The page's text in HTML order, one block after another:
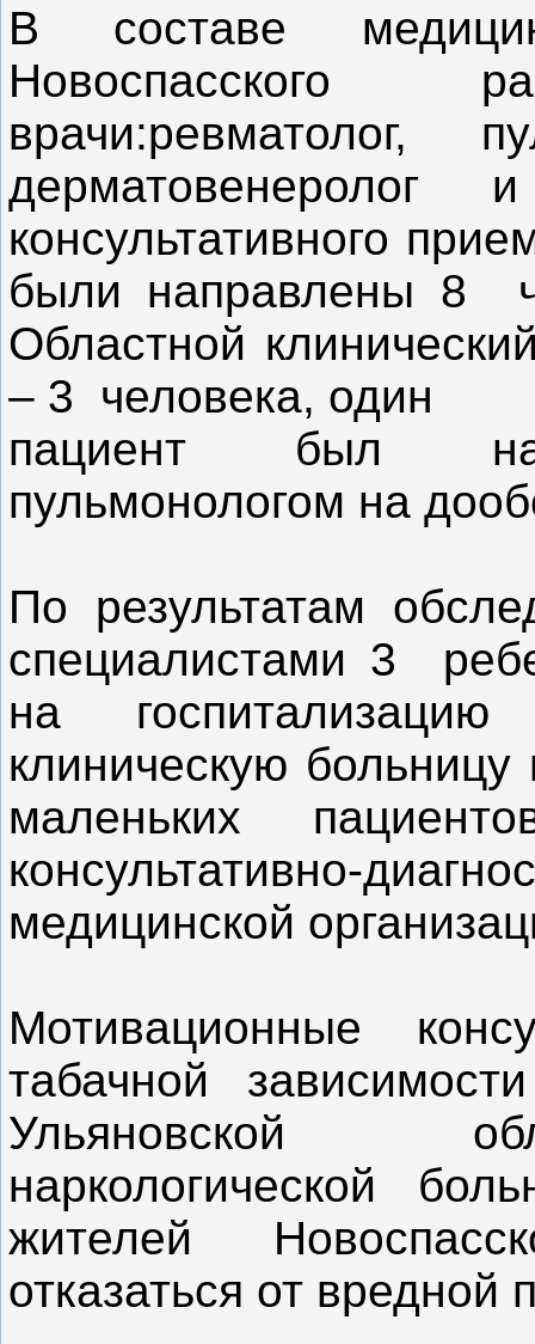
В составе
Новоспасского
врачи:ревматолог,
консультативного
были направлены 8
Областной
– 3 человека, один
пациент был
пульмонологом на
По результатам
специалистами 3
на
клиническую
маленьких
консультативно-
медицинской
Мотивационные
табачной
Ульяновской
наркологической
жителей
отказаться от вредной